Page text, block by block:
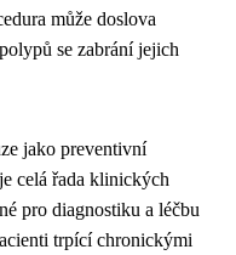
může doslova
se zabrání jejich
jako preventivní
celá řada klinických
pro diagnostiku a léčbu
trpící chronickými